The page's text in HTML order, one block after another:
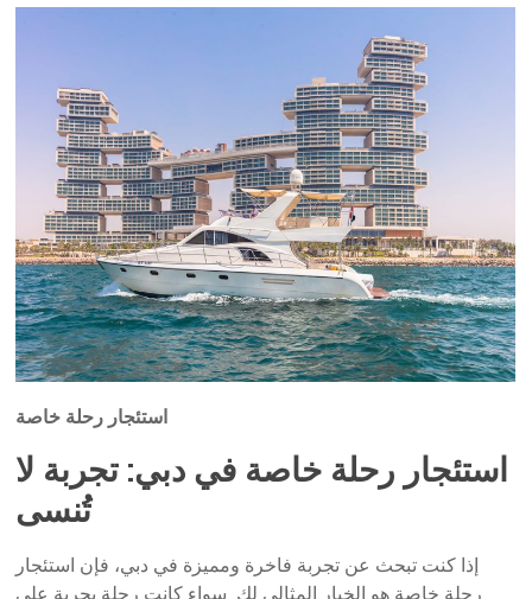
استئجار رحلة خاصة
استئجار رحلة خاصة في دبي: تجربة لا
تُنسى
إذا كنت تبحث عن تجربة فاخرة ومميزة في دبي، فإن استئجار
رحلة خاصة هو الخيار المثالي لك. سواء كانت رحلة بحرية على